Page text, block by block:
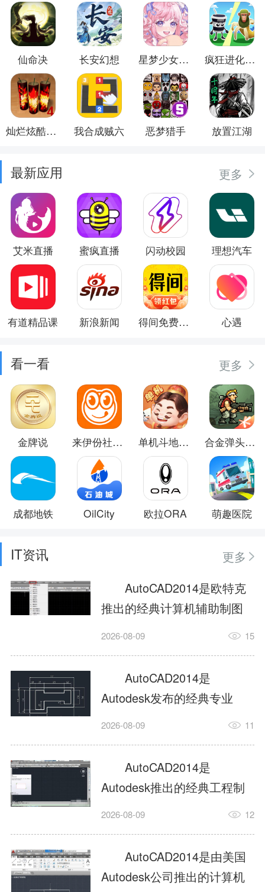
仙命决 长安幻想 星梦少女换装 疯狂进化防卫战
灿烂炫酷模拟器 我合成贼六 恶梦猎手 放置江湖
最新应用 更多
艾米直播 蜜疯直播 闪动校园 理想汽车
有道精品课 新浪新闻 得间免费小说 心遇
看一看 更多
金牌说 来伊份社区购 单机斗地主闯关版 合金弹头：觉醒
成都地铁 OilCity 欧拉ORA 萌趣医院
IT资讯
更多
AutoCAD2014是欧特克
推出的经典计算机辅助制图
工具，主打稳定2D施工图绘
行业工程设计。版本新增图
纸标签页、实景地理地图、
协同设计交流模块，优化命
令行智能纠错与图层批量管
理，支持Win8触屏操作、点
云扫描数据导入，兼容各类
DWG图纸格式，文件互通...
2026-08-09 15
AutoCAD2014是
Autodesk发布的经典专业
CAD制图设计软件，是工程
绘图工具。软件专注精准二
维绘图、图纸编辑、参数化
设计及基础三维建模，广泛
应用于建筑设计、机械制
造、土木工程、室内设计等
多个行业。软件优化绘图流
畅度与文件兼容性，支持参
2026-08-09 11
AutoCAD2014是
Autodesk推出的经典工程制
图设计软件，主打高效精准
建模作业，适配建筑、机
械、市政、室内设计等多行
业场景。软件优化运行机制
2026-08-09 12
AutoCAD2014是由美国
Autodesk公司推出的计算机